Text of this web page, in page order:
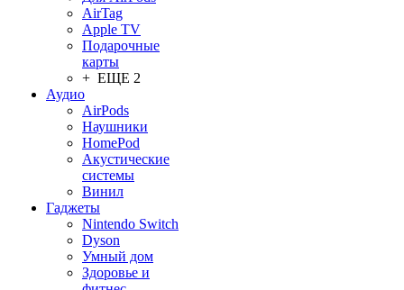
AirTag
Apple TV
Подарочные
карты
+ ЕЩЕ 2
Аудио
AirPods
Наушники
HomePod
Акустические
системы
Винил
Гаджеты
Nintendo Switch
Dyson
Умный дом
Здоровье и